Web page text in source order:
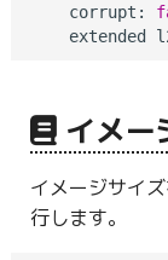
    corrupt:
extended
イメー
イメージサイ
行します。